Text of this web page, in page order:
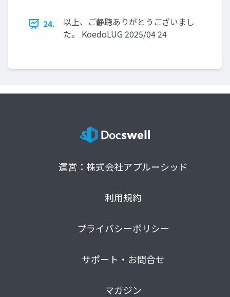
24.
以上、ご静聴ありがとうございまし
た。 KoedoLUG 2025/04 24
運営：株式会社アプルーシッド
利用規約
プライバシーポリシー
サポート・お問合せ
マガジン